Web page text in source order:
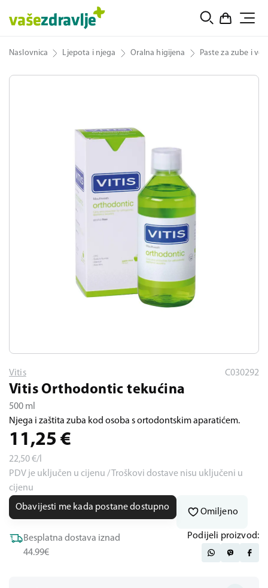
Naslovnica Ljepota i njega Oralna higijena Paste za zube i
Vitis C030292
Vitis Orthodontic tekućina
500 ml
Njega i zaštita zuba kod osoba s ortodontskim aparatićem.
11,25 €
22,50€/l
PDV je uključen u cijenu / Troškovi dostave nisu uključeni u
cijenu
Obavijesti me kada postane dostupno
Omiljeno
Besplatna dostava iznad
44.99€
Podijeli proizvod: